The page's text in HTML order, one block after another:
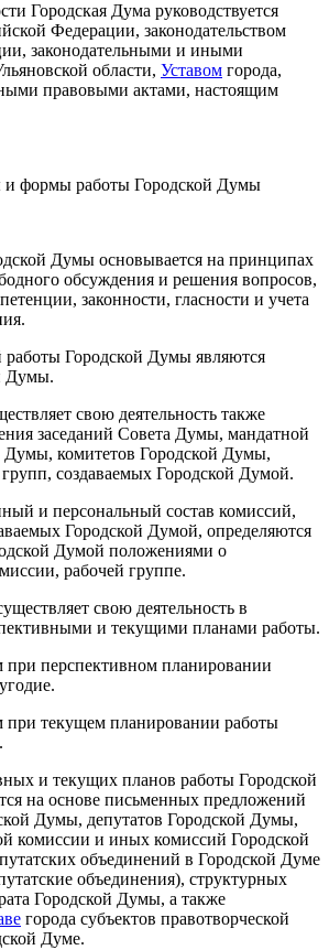
Городская Дума руководствуется
Федерации, законодательством
законодательными и иными
области, Уставом города,
правовыми актами, настоящим
формы работы Городской Думы
Думы основывается на принципах
обсуждения и решения вопросов,
законности, гласности и учета
Городской Думы являются
Думы.
свою деятельность также
заседаний Совета Думы, мандатной
Думы, комитетов Городской Думы,
создаваемых Городской Думой.
и персональный состав комиссий,
Городской Думой, определяются
Думой положениями о
рабочей группе.
свою деятельность в
и текущими планами работы.
перспективном планировании
текущем планировании работы
и текущих планов работы Городской
на основе письменных предложений
Думы, депутатов Городской Думы,
комиссии и иных комиссий Городской
объединений в Городской Думе
объединения), структурных
Городской Думы, а также
города субъектов правотворческой
Думе.